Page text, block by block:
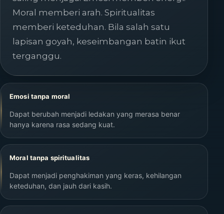
Moral memberi arah. Spiritualitas
memberi keteduhan. Bila salah satu
lapisan goyah, keseimbangan batin ikut
terganggu.
Emosi tanpa moral
Dapat berubah menjadi ledakan yang merasa benar
hanya karena rasa sedang kuat.
Moral tanpa spiritualitas
Dapat menjadi penghakiman yang keras, kehilangan
keteduhan, dan jauh dari kasih.